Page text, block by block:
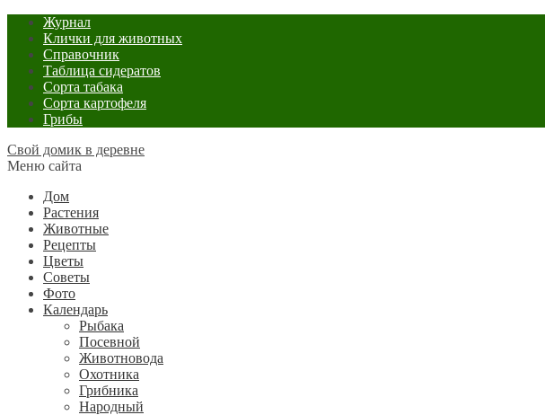
Журнал
Клички для животных
Справочник
Таблица сидератов
Сорта табака
Сорта картофеля
Грибы
Свой домик в деревне
Меню сайта
Дом
Растения
Животные
Рецепты
Цветы
Советы
Фото
Календарь
Рыбака
Посевной
Животновода
Охотника
Грибника
Народный